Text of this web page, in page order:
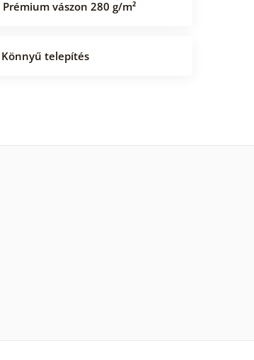
Prémium vászon 280 g/m²
Könnyű telepítés